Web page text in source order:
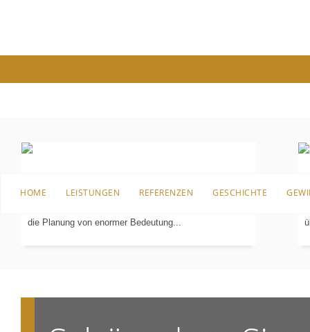
HOME LEISTUNGEN REFERENZEN GESCHICHTE
die Planung von enormer Bedeutung...